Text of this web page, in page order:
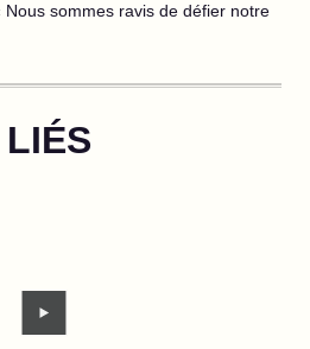
sommes ravis de défier notre